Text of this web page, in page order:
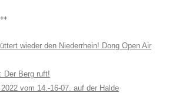
wieder den Niederrhein! Dong Open Air
Der Berg ruft!
vom 14.-16-07. auf der Halde